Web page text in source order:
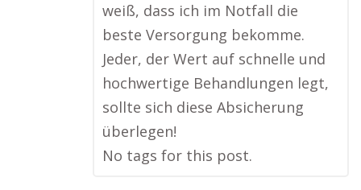
weiß, dass ich im Notfall die
beste Versorgung bekomme.
Jeder, der Wert auf schnelle und
hochwertige Behandlungen legt,
sollte sich diese Absicherung
überlegen!
No tags for this post.